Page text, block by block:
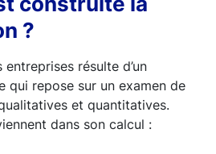
?
résulte d’un
qui repose sur un examen de
et quantitatives.
dans son calcul :